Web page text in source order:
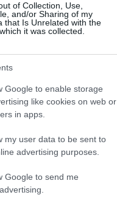
of Collection, Use,
and/or Sharing of my
that Is Unrelated with the
it was collected.
Google to enable storage
like cookies on web or
in apps.
my user data to be sent to
advertising purposes.
Google to send me
Lipcsében
OTP Társasházi
idei nyerteseit